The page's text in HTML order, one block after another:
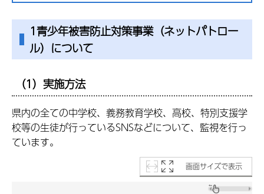
1青少年被害防止対策事業（ネットパトロー
ル）について
（1）実施方法
県内の全ての中学校、義務教育学校、高校、特別支援学
校等の生徒が行っているSNSなどについて、監視を行っ
ています。
画面サイズで表示